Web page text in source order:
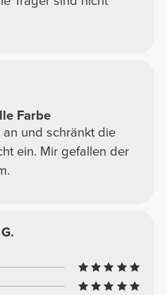
Farbe
und schränkt die
ein. Mir gefallen der